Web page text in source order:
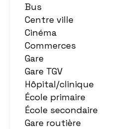
Bus
Centre ville
Cinéma
Commerces
Gare
Gare TGV
Hôpital/clinique
École primaire
École secondaire
Gare routière